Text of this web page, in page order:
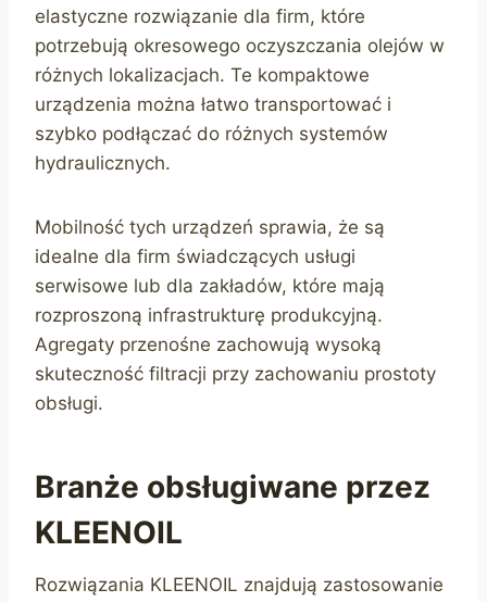
elastyczne rozwiązanie dla firm, które
potrzebują okresowego oczyszczania olejów w
różnych lokalizacjach. Te kompaktowe
urządzenia można łatwo transportować i
szybko podłączać do różnych systemów
hydraulicznych.
Mobilność tych urządzeń sprawia, że są
idealne dla firm świadczących usługi
serwisowe lub dla zakładów, które mają
rozproszoną infrastrukturę produkcyjną.
Agregaty przenośne zachowują wysoką
skuteczność filtracji przy zachowaniu prostoty
obsługi.
Branże obsługiwane przez
KLEENOIL
Rozwiązania KLEENOIL znajdują zastosowanie